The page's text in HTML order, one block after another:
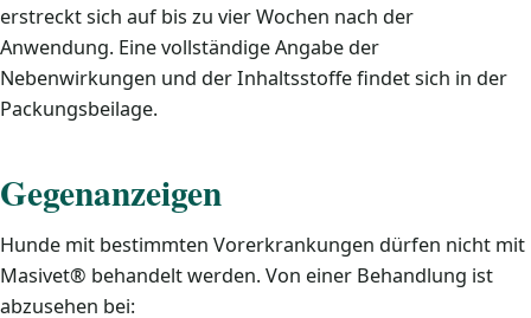
erstreckt sich auf bis zu vier Wochen nach der
Anwendung. Eine vollständige Angabe der
Nebenwirkungen und der Inhaltsstoffe findet sich in der
Packungsbeilage.
Gegenanzeigen
Hunde mit bestimmten Vorerkrankungen dürfen nicht mit
Masivet® behandelt werden. Von einer Behandlung ist
abzusehen bei: